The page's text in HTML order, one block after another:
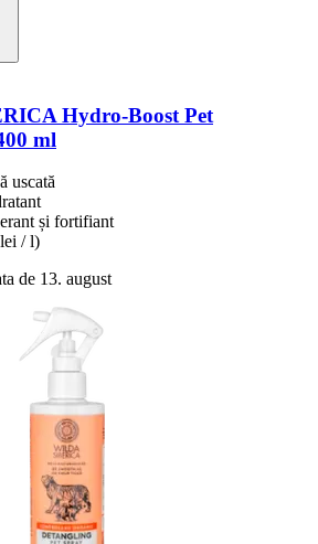
Hydro-​Boost Pet
ml
uscată
și fortifiant
/ l)
de 13. august